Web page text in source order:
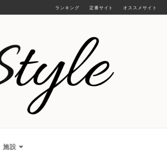
オススメサイト
定番サイト
ランキング
施設